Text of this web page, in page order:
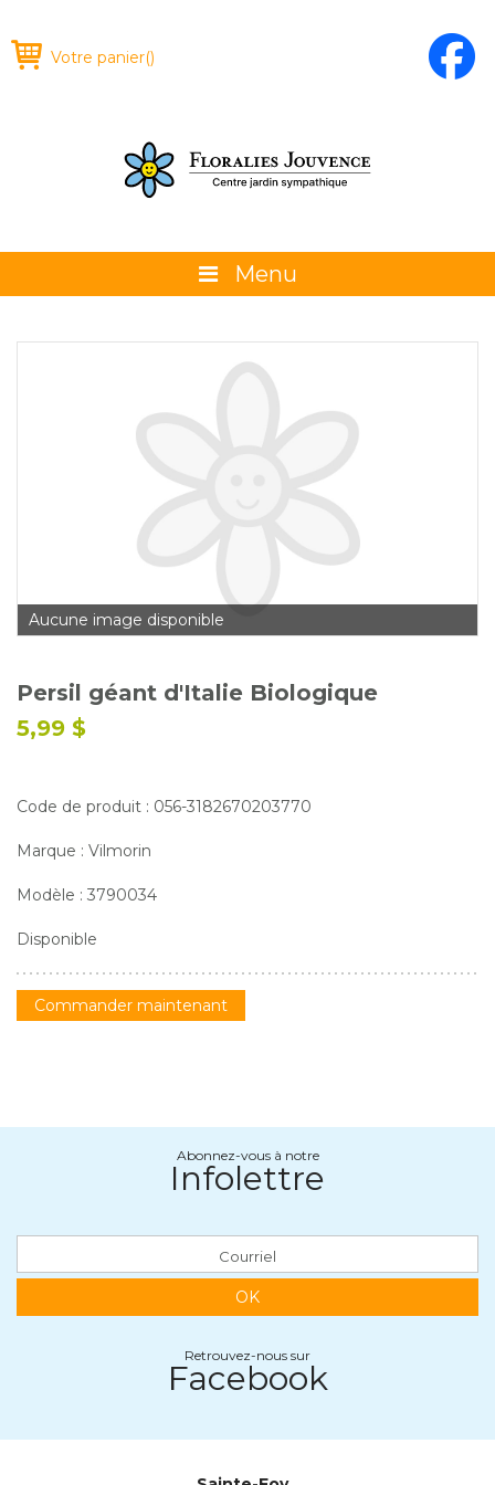
Votre panier()
Menu
La boutique
Promotions et évènements
Calendrier horticole
Emplois
Service à la clientèle
Nous joindre
Aucune image disponible
Persil géant d'Italie Biologique
5,99 $
Code de produit : 056-3182670203770
Marque : Vilmorin
Modèle : 3790034
Disponible
Commander maintenant
Abonnez-vous à notre
Infolettre
OK
Retrouvez-nous sur
Facebook